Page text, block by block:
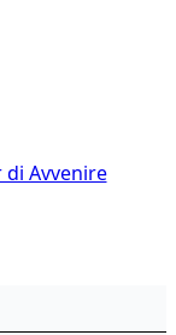
di Avvenire